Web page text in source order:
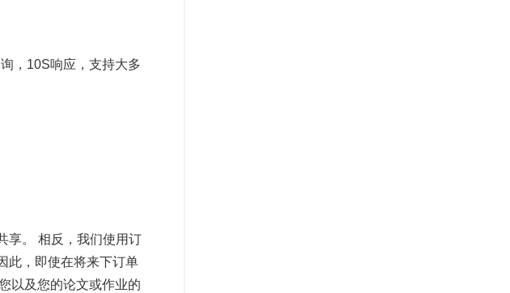
，10S响应，支持大多
享。 相反，我们使用订
此，即使在将来下订单
以及您的论文或作业的